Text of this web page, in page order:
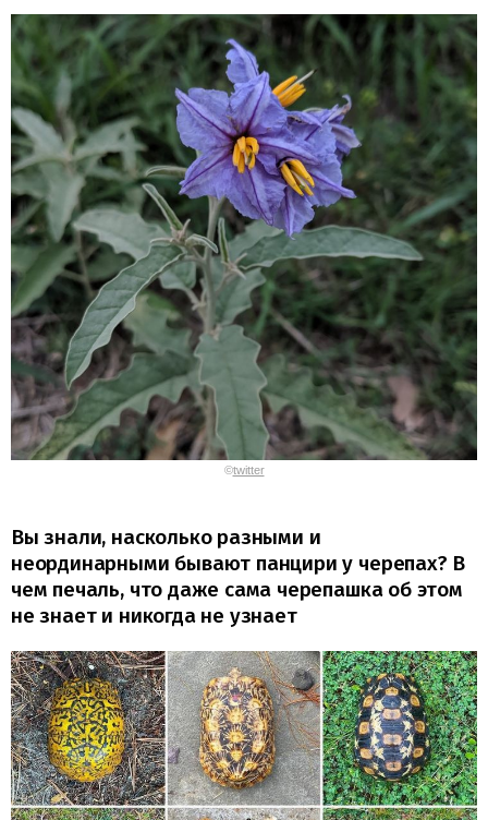
©twitter
Вы знали, насколько разными и
неординарными бывают панцири у черепах? В
чем печаль, что даже сама черепашка об этом
не знает и никогда не узнает